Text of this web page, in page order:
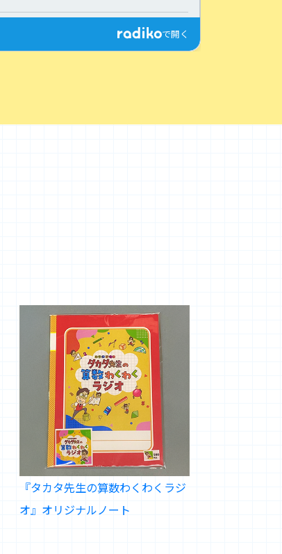
『タカタ先生の算数わくわくラジ
オ』オリジナルノート